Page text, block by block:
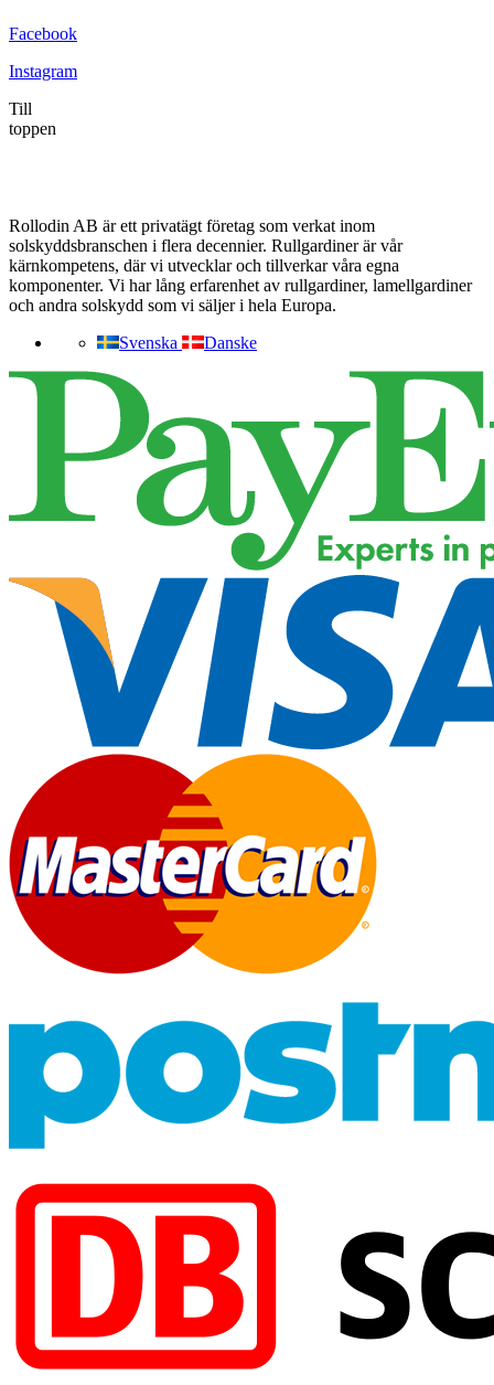
Facebook
Instagram
Till
toppen
Rollodin AB är ett privatägt företag som verkat inom
solskyddsbranschen i flera decennier. Rullgardiner är vår
kärnkompetens, där vi utvecklar och tillverkar våra egna
komponenter. Vi har lång erfarenhet av rullgardiner, lamellgardiner
och andra solskydd som vi säljer i hela Europa.
Svenska
Danske